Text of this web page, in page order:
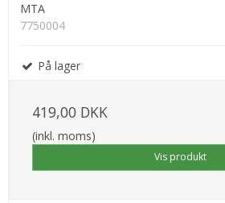
MTA
7750004
På lager
419,00 DKK
(inkl. moms)
Vis produkt